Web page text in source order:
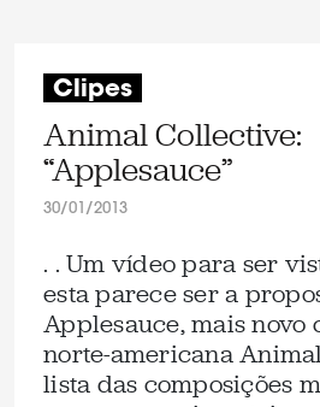
Clipes
Animal Collective:
“Applesauce”
30/01/2013
. . Um vídeo para ser
esta parece ser a
Applesauce, mais novo
norte-americana
lista das composições